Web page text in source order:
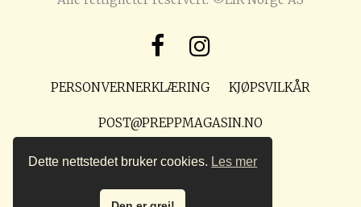
PERSONVERNERKLÆRING KJØPSVILKÅR
POST@PREPPMAGASIN.NO
Dette nettstedet bruker cookies. Les mer